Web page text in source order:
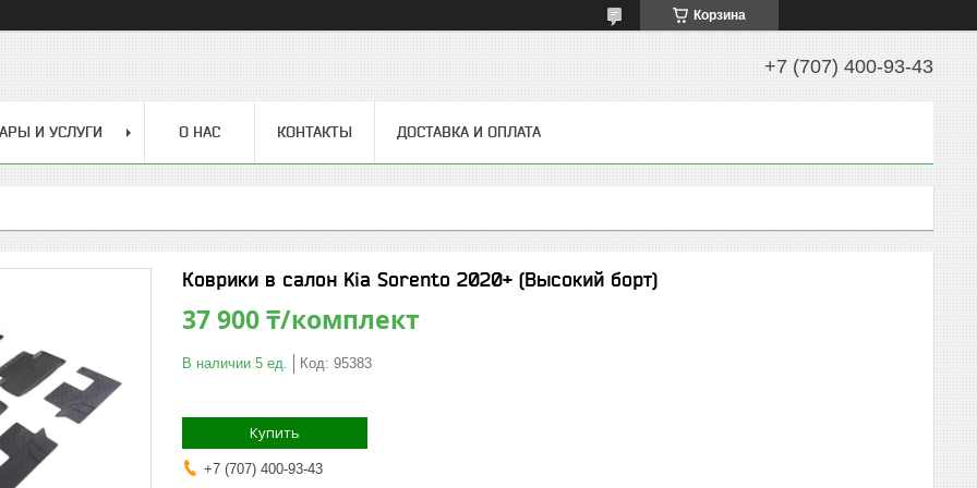
Корзина
+7 (707) 400-93-43
И УСЛУГИ О НАС КОНТАКТЫ ДОСТАВКА И ОПЛАТА
Коврики в салон Kia Sorento 2020+ (Высокий борт)
37 900 ₸/комплект
В наличии 5 ед. Код: 95383
Купить
+7 (707) 400-93-43